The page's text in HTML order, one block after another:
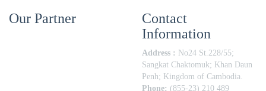
Our Partner
Contact
Information
Address : No24 St.228/55;
Sangkat Chaktomuk; Khan Daun
Penh; Kingdom of Cambodia.
Phone: (855-23) 210 489